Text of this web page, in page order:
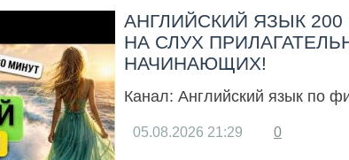
АНГЛИЙСКИЙ ЯЗЫК
НА СЛУХ
НАЧИНАЮЩИХ!
Канал: Английский язык по
05.08.2026 21:29 0